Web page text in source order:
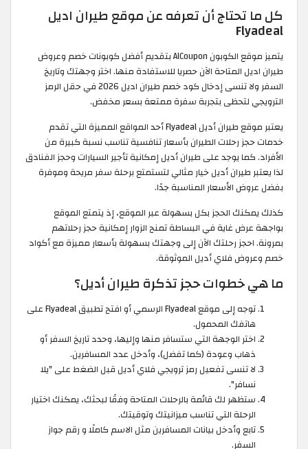
كل ما تحتاج أن تعرفه عن موقع طيران اديل
Flyadeal
يتميز موقع الكوبون AlCoupon بتقديم أفضل كوبونات خصم وعروض
طيران اديل المتاحة الآن حصريا للاستفادة منها. اختر وجهتك وتاريخ
السفر ولا تنسى إدخال كود خصم طيران اديل 2026 في حقل الرمز
الترويجي لتحظى بتجربة سفرة ممتعة بسعر مخفض.
يعتبر موقع طيران أديل Flyadeal أحد المواقع المميزة التي تقدم
خدمات حجز رحلات الطيران بأسعار تنافسية تناسب نسبة كبيرة من
الأفراد. كما يوجد على طيران أديل إمكانية تأجير السيارات وحجز الفنادق
لذا يعتبر طيران أديل خيار مثالي لتستمتع برحلة سفر مريحة وموفرة
بفضل عروض الأسعار المناسبة جدًا.
كذلك يمكنك الحجز بكل بسهولة عبر الموقع، إذ يتمتع الموقع
بواجهة عرض غاية في البساطة تمنح الزوار إمكانية حجز رحلاتهم
بمرونة. احجز رحلتك الآن إلى وجهتك بسهولة بأسعار مميزة مع أكواد
خصم وعروض فلاي أديل الموثوقة.
ما هي خطوات حجز تذكرة طيران أديل؟
توجه إلى موقع Flyadeal الرسمي أو افتح تطبيق Flyadeal على
هاتفك المحمول.
اختر الوجهة التي ستسافر منها وإليها، وحدد تاريخ السفر أو
ذهاب وعودة (كما تفضل)، وأدخل عدد المسافرين.
لا تنسى تفعيل رمز ترويجي فلاي أديل قبل الضغط على "يلا
نسافر".
ستظهر لك قائمة بالرحلات المتاحة وفقًا لبحثك، يمكنك اختيار
الرحلة التي تناسب ميزانيتك وتوقيتك.
تابع وأدخل بيانات المسافرين مثل الاسم كاملًا و رقم جواز
السفر.